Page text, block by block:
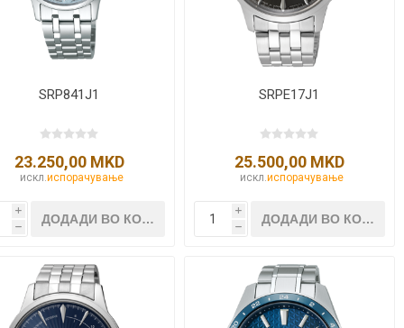
SRP841J1
23.250,00 MKD
искл.испорачување
i
h
SRPE17J1
25.500,00 MKD
искл.испорачување
i
h